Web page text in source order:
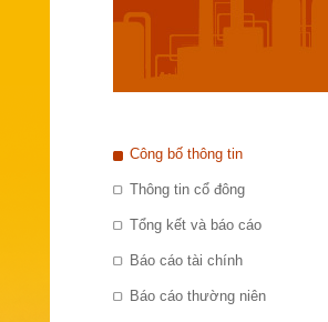
Công bố thông tin
Thông tin cổ đông
Tổng kết và báo cáo
Báo cáo tài chính
Báo cáo thường niên